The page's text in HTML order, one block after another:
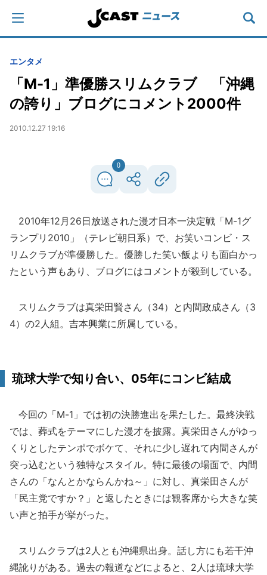
エンタメ
「M-1」準優勝スリムクラブ 「沖縄
の誇り」ブログにコメント2000件
2010.12.27 19:16
0
2010年12月26日放送された漫才日本一決定戦「M-1グ
ランプリ2010」（テレビ朝日系）で、お笑いコンビ・ス
リムクラブが準優勝した。優勝した笑い飯よりも面白かっ
たという声もあり、ブログにはコメントが殺到している。
スリムクラブは真栄田賢さん（34）と内間政成さん（3
4）の2人組。吉本興業に所属している。
琉球大学で知り合い、05年にコンビ結成
今回の「M-1」では初の決勝進出を果たした。最終決戦
では、葬式をテーマにした漫才を披露。真栄田さんがゆっ
くりとしたテンポでボケて、それに少し遅れて内間さんが
突っ込むという独特なスタイル。特に最後の場面で、内間
さんの「なんとかならんかね～」に対し、真栄田さんが
「民主党ですか？」と返したときには観客席から大きな笑
い声と拍手が挙がった。
スリムクラブは2人とも沖縄県出身。話し方にも若干沖
縄訛りがある。過去の報道などによると、2人は琉球大学